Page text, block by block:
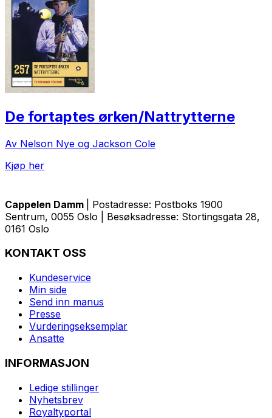
De fortaptes ørken/Nattrytterne
Av Nelson Nye og Jackson Cole
Kjøp her
Cappelen Damm
| Postadresse: Postboks 1900
Sentrum, 0055 Oslo | Besøksadresse: Stortingsgata 28,
0161 Oslo
KONTAKT OSS
Kundeservice
Min side
Send inn manus
Presse
Vurderingseksemplar
Ansatte
INFORMASJON
Ledige stillinger
Nyhetsbrev
Royaltyportal